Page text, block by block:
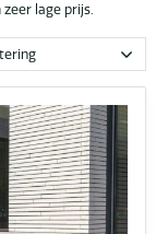
lage prijs.